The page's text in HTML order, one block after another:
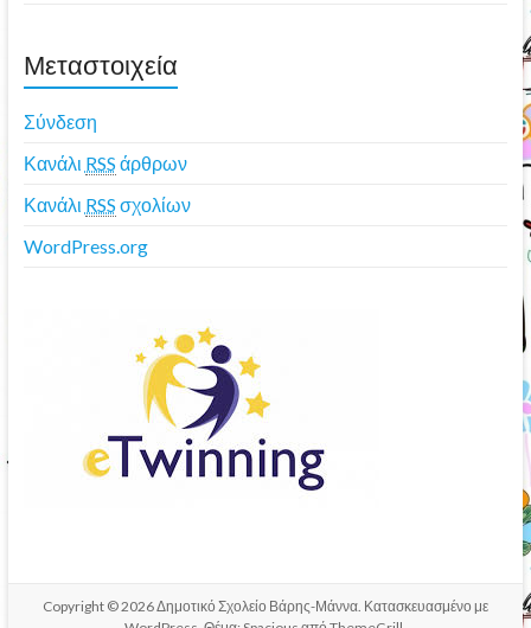
Μεταστοιχεία
Σύνδεση
Κανάλι RSS άρθρων
Κανάλι RSS σχολίων
WordPress.org
Copyright © 2026Δημοτικό Σχολείο Βάρης-Μάννα. Κατασκευασμένο με